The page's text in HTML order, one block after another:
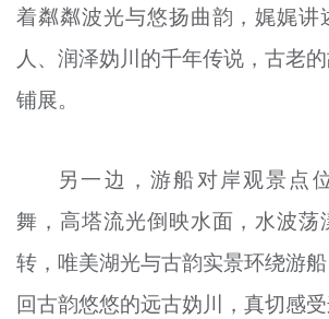
着粼粼波光与悠扬曲韵，娓娓讲
人、润泽妫川的千年传说，古老
铺展。
另一边，游船对岸观景点
舞，高塔流光倒映水面，水波荡
转，唯美湖光与古韵实景环绕游
回古韵悠悠的远古妫川，真切感